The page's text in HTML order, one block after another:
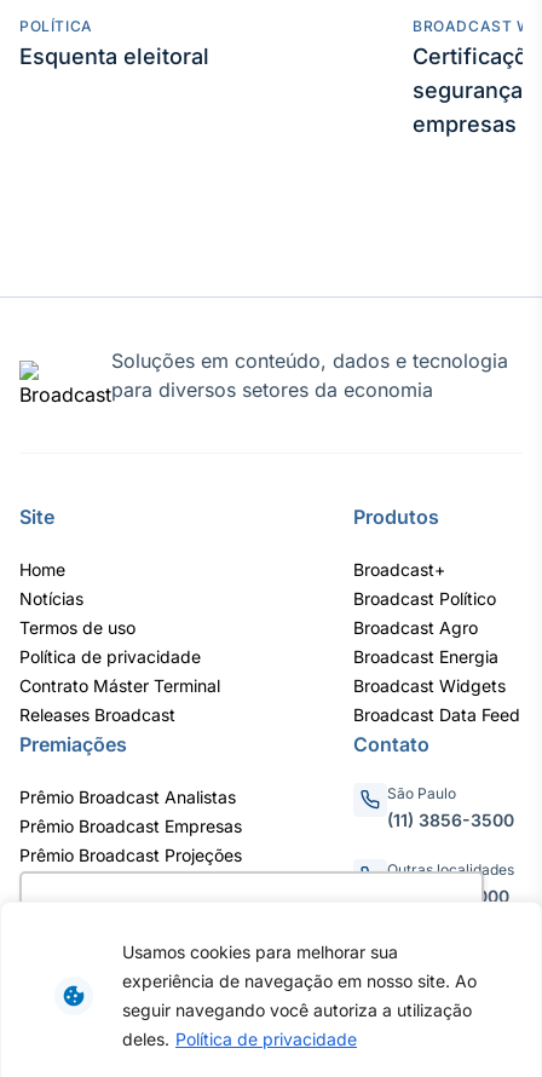
como você interage em nosso site e
personalizar conteúdo. Ao utilizar este site, você
concorda com o uso de cookies.
Saiba mais
Usamos cookies para melhorar sua
experiência de navegação em nosso site. Ao
seguir navegando você autoriza a utilização
deles. Política de privacidade
POLÍTICA
Esquenta eleitoral
BROADCAST
segurança
empresas
Soluções em conteúdo, dados e tecnologia
para diversos setores da economia
Site
Home
Notícias
Termos de uso
Política de privacidade
Contrato Máster Terminal
Releases Broadcast
Produtos
Broadcast+
Broadcast Político
Broadcast Agro
Broadcast Energia
Broadcast Widgets
Broadcast Data Feed
Premiações
Prêmio Broadcast Analistas
Prêmio Broadcast Empresas
Prêmio Broadcast Projeções
Contato
São Paulo
(11) 3856-3500
Outras localidades
0800.011.3000
Av. Eng. Caetano Álvares, 55 - 3º e
6º andar, Bairro do Limão, São
Paulo / SP, CEP 02598-900 -